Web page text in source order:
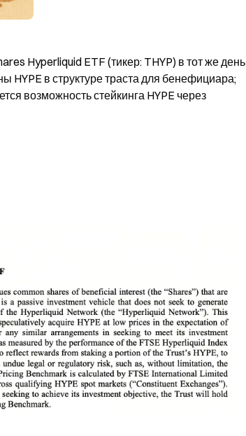
Hyperliquid ETF (тикер: THYP) в тот же день
HYPE в структуре траста для бенефициара;
возможность стейкинга HYPE через